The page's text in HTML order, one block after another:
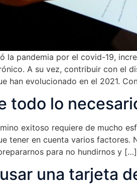
la pandemia por el covid-19,
A su vez, contribuir con el
han evolucionado en el 2021.
todo lo
exitoso requiere de mucho
tener en cuenta varios factores.
para no hundirnos y […]
una tarjeta